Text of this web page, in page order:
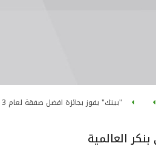
"بيتك" يفوز بجائزة افضل صفقة لعام 2013 من ذى بنكر العالمية